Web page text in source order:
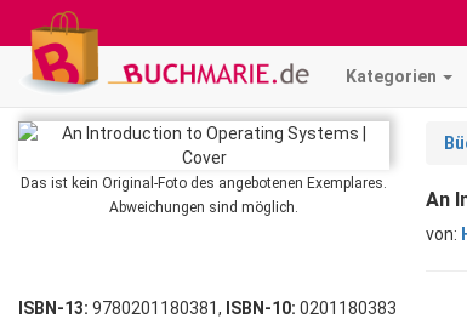
Kategorien
Das ist kein Original-Foto des angebotenen Exemplares.
Abweichungen sind möglich.
An
von:
ISBN-13: 9780201180381, ISBN-10: 0201180383